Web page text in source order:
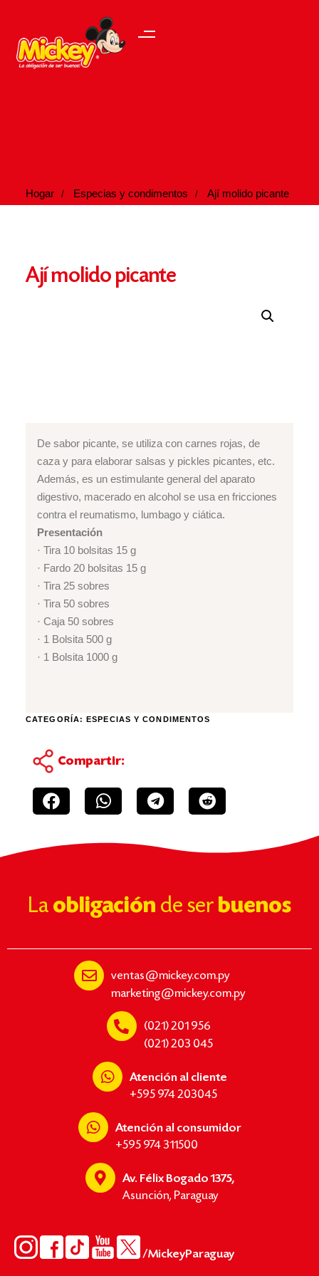
Hogar Especias y condimentos Ají molido picante
Ají molido picante
De sabor picante, se utiliza con carnes rojas, de
caza y para elaborar salsas y pickles picantes, etc.
Además, es un estimulante general del aparato
digestivo, macerado en alcohol se usa en fricciones
contra el reumatismo, lumbago y ciática.
Presentación
· Tira 10 bolsitas 15 g
· Fardo 20 bolsitas 15 g
· Tira 25 sobres
· Tira 50 sobres
· Caja 50 sobres
· 1 Bolsita 500 g
· 1 Bolsita 1000 g
CATEGORÍA:ESPECIAS Y CONDIMENTOS
Compartir:
La obligación de ser buenos
ventas@mickey.com.py
marketing@mickey.com.py
(021) 201 956
(021) 203 045
Atención al cliente
+595 974 203045
Atención al consumidor
+595 974 311500
Av. Félix Bogado 1375,
Asunción, Paraguay
/MickeyParaguay